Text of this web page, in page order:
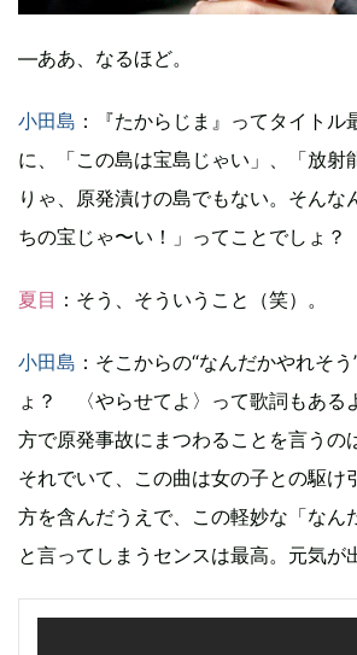
―ああ、なるほど。
小田島 ：『たからじま』ってタイトル
に、「この島は宝島じゃい」、「放射
りゃ、原発漬けの島でもない。そんな
ちの宝じゃ〜い！」ってことでしょ？
夏目 ：そう、そういうこと（笑）。
小田島 ：そこからの“なんだかやれそ
ょ？ 〈やらせてよ〉って歌詞もある
方で原発事故にまつわることを言うの
それでいて、この曲は女の子との駆け
方を含んだうえで、この軽妙な「なん
と言ってしまうセンスは最高。元気が